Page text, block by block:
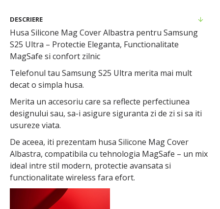
DESCRIERE
Husa Silicone Mag Cover Albastra pentru Samsung
S25 Ultra – Protectie Eleganta, Functionalitate
MagSafe si confort zilnic
Telefonul tau Samsung S25 Ultra merita mai mult
decat o simpla husa.
Merita un accesoriu care sa reflecte perfectiunea
designului sau, sa-i asigure siguranta zi de zi si sa iti
usureze viata.
De aceea, iti prezentam husa Silicone Mag Cover
Albastra, compatibila cu tehnologia MagSafe – un mix
ideal intre stil modern, protectie avansata si
functionalitate wireless fara efort.